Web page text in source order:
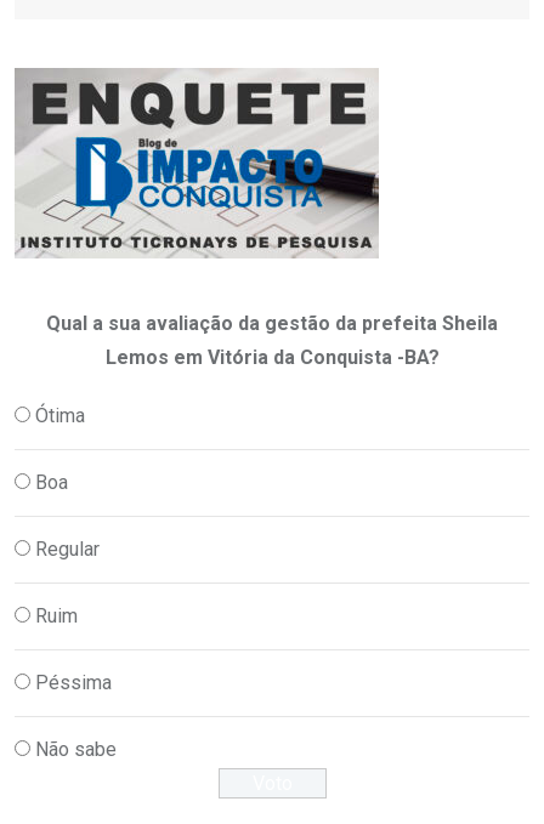
Qual a sua avaliação da gestão da prefeita Sheila
Lemos em Vitória da Conquista -BA?
Ótima
Boa
Regular
Ruim
Péssima
Não sabe